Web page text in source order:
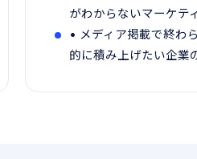
がわからないマーケテ
• メディア掲載で終わ
的に積み上げたい企業